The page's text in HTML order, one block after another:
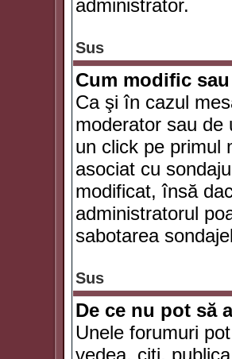
administrator.
Sus
Cum modific
Ca şi în cazul
moderator sau de
un click pe primul
asociat cu
modificat, însă
administratorul
sabotarea
Sus
De ce nu pot să
Unele forumuri
vedea, citi,